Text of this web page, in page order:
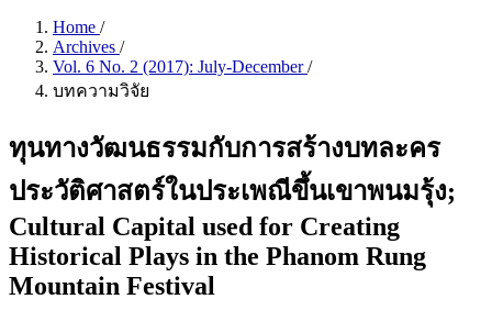
Home /
Archives /
Vol. 6 No. 2 (2017): July-December/
บทความวิจัย
ทุนทางวัฒนธรรมกับการสร้างบทละคร
ประวัติศาสตร์ในประเพณีขึ้นเขาพนมรุ้ง;
Cultural Capital used for Creating
Historical Plays in the Phanom Rung
Mountain Festival